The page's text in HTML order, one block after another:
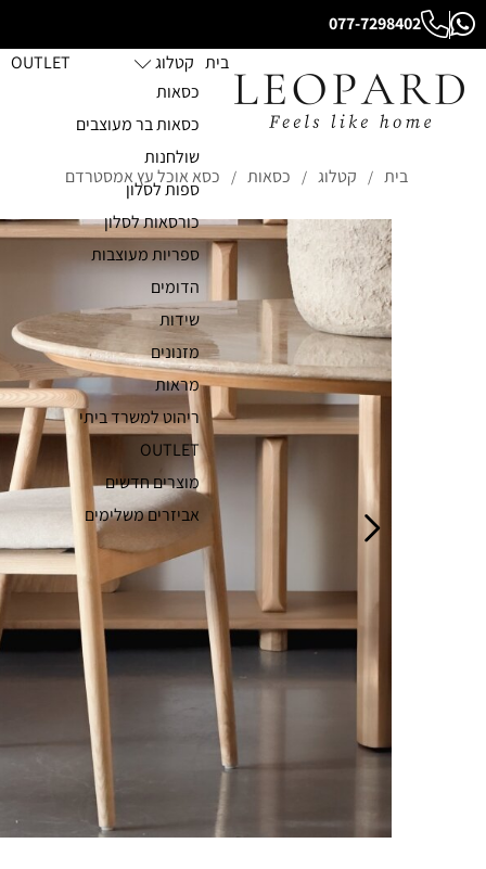
077-7298402
בית קטלוג
כסאות
כסאות בר מעוצבים
שולחנות
ספות לסלון
כורסאות לסלון
ספריות מעוצבות
הדומים
שידות
מזנונים
מראות
ריהוט למשרד ביתי
OUTLET
מוצרים חדשים
אביזרים משלימים
OUTLET
בית / קטלוג / כסאות / כסא אוכל עץ אמסטרדם